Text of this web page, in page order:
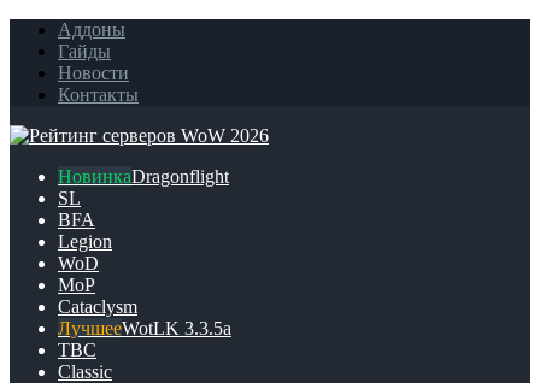
Аддоны
Гайды
Новости
Контакты
Dragonflight
SL
BFA
Legion
WoD
MoP
Cataclysm
WotLK 3.3.5a
TBC
Classic